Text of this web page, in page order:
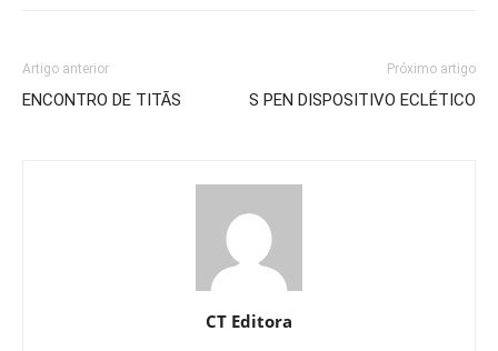
Artigo anterior
ENCONTRO DE TITÃS
Próximo artigo
S PEN DISPOSITIVO ECLÉTICO
CT Editora